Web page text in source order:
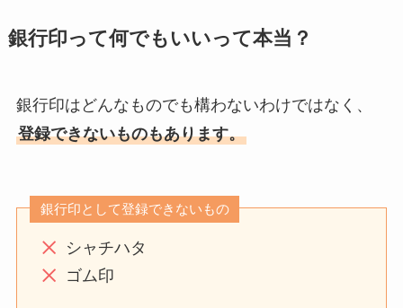
銀行印って何でもいいって本当？
銀行印はどんなものでも構わないわけではなく、
登録できないものもあります。
銀行印として登録できないもの
シャチハタ
ゴム印